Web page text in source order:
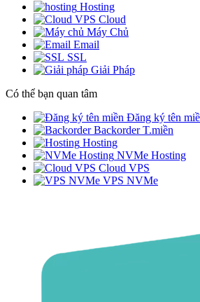
Hosting
Cloud
Máy Chủ
Email
SSL
Giải Pháp
Có thể bạn quan tâm
Đăng ký tên
Backorder T.miền
Hosting
NVMe Hosting
Cloud VPS
VPS NVMe